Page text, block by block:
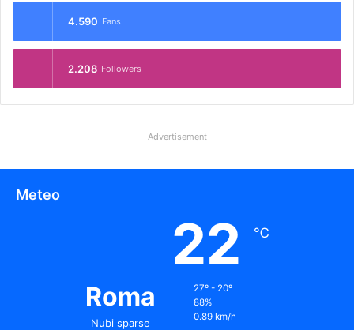
4.590 Fans
2.208 Followers
Advertisement
Meteo
Roma
Nubi sparse
22 ℃
27º - 20º
88%
0.89 km/h